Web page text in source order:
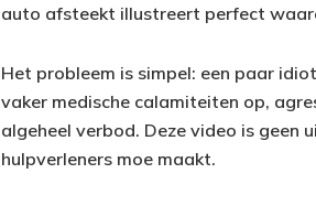
auto afsteekt illustreert perfect
Het probleem is simpel: een paar
vaker medische calamiteiten op,
algeheel verbod. Deze video is geen
hulpverleners moe maakt.